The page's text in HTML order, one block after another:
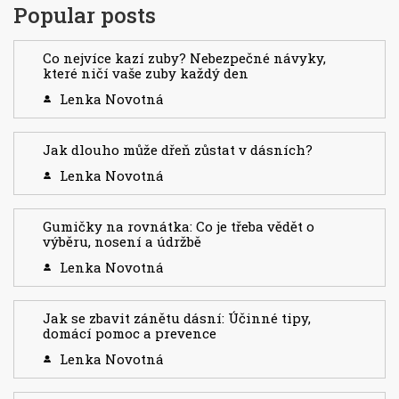
Popular posts
Co nejvíce kazí zuby? Nebezpečné návyky,
které ničí vaše zuby každý den
Lenka Novotná
Jak dlouho může dřeň zůstat v dásních?
Lenka Novotná
Gumičky na rovnátka: Co je třeba vědět o
výběru, nosení a údržbě
Lenka Novotná
Jak se zbavit zánětu dásní: Účinné tipy,
domácí pomoc a prevence
Lenka Novotná